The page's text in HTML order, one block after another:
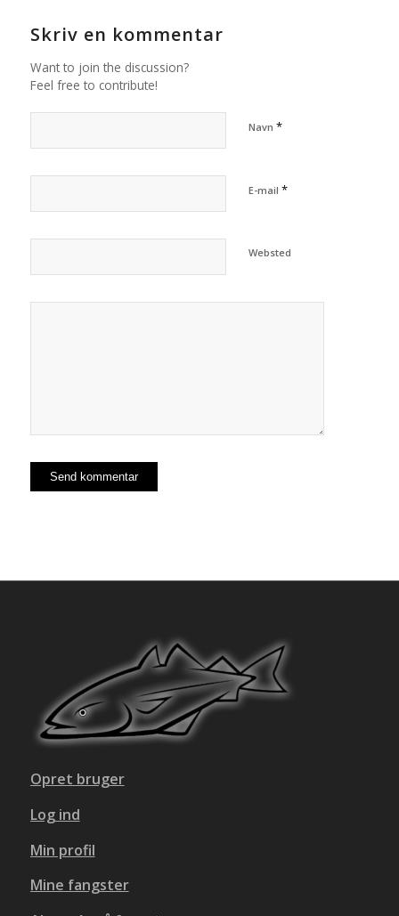
Skriv en kommentar
Want to join the discussion?
Feel free to contribute!
Navn *
E-mail *
Websted
Opret bruger
Log ind
Min profil
Mine fangster